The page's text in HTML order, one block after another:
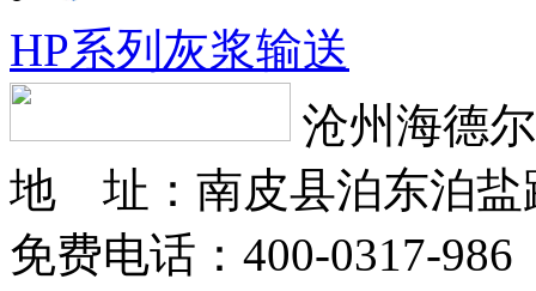
HP系列灰浆输送
沧州海德
地 址：南皮县泊东泊盐
免费电话：400-0317-986